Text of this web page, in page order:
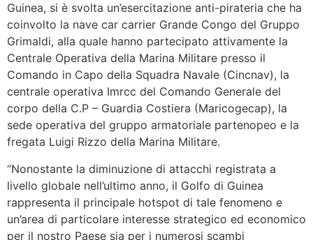
Guinea, si è svolta un’esercitazione anti-pirateria che ha
coinvolto la nave car carrier Grande Congo del Gruppo
Grimaldi, alla quale hanno partecipato attivamente la
Centrale Operativa della Marina Militare presso il
Comando in Capo della Squadra Navale (Cincnav), la
centrale operativa Imrcc del Comando Generale del
corpo della C.P – Guardia Costiera (Maricogecap), la
sede operativa del gruppo armatoriale partenopeo e la
fregata Luigi Rizzo della Marina Militare.
“Nonostante la diminuzione di attacchi registrata a
livello globale nell’ultimo anno, il Golfo di Guinea
rappresenta il principale hotspot di tale fenomeno e
un’area di particolare interesse strategico ed economico
per il nostro Paese sia per i numerosi scambi